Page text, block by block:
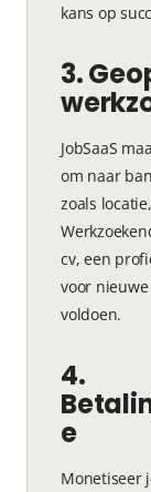
kans op
3.
JobSaaS
om naar
zoals
cv, een
voor
voldoen.
4.
e
Monetiseer